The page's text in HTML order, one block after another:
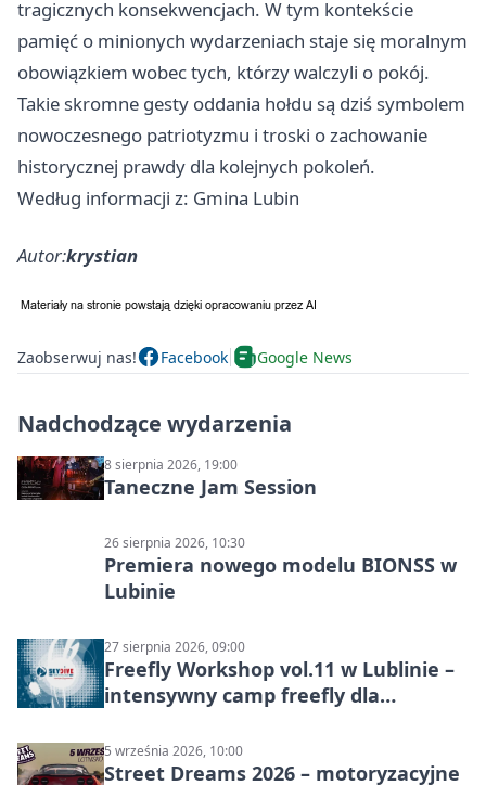
tragicznych konsekwencjach. W tym kontekście
pamięć o minionych wydarzeniach staje się moralnym
obowiązkiem wobec tych, którzy walczyli o pokój.
Takie skromne gesty oddania hołdu są dziś symbolem
nowoczesnego patriotyzmu i troski o zachowanie
historycznej prawdy dla kolejnych pokoleń.
Według informacji z: Gmina Lubin
Autor:krystian
Zaobserwuj nas! Facebook Google News
Nadchodzące wydarzenia
8 sierpnia 2026, 19:00
Taneczne Jam Session
26 sierpnia 2026, 10:30
Premiera nowego modelu BIONSS w
Lubinie
27 sierpnia 2026, 09:00
Freefly Workshop vol.11 w Lublinie –
intensywny camp freefly dla
5 września 2026, 10:00
Street Dreams 2026 – motoryzacyjne